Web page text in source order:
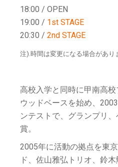
18:00 / OPEN
19:00 / 1st STAGE
20:30 / 2nd STAGE
注).時間は変更になる場合があり
高校入学と同時に甲南高
ウッドベースを始め、
ンテストで、グランプリ
賞。
2005年に活動の拠点を東
ド、佐山雅弘トリオ、鈴